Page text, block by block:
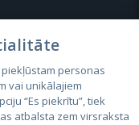
personas
vai unikālajiem
“Es piekrītu”, tiek
atbalsta zem virsraksta